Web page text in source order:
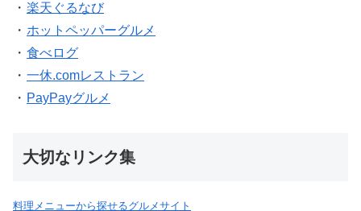
・ 楽天ぐるなび
・ ホットペッパーグルメ
・ 食べログ
・ 一休.comレストラン
・ PayPayグルメ
大切なリンク集
料理メニューから探せるグルメサイト